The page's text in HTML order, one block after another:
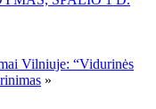
Vilniuje: “Vidurinės
»